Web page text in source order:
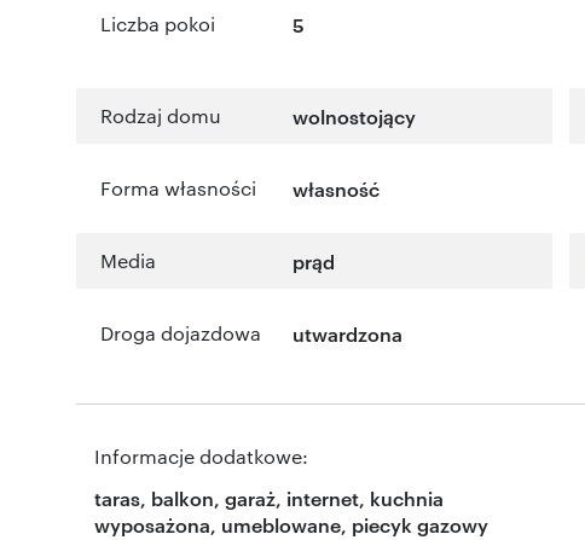
Liczba pokoi 5
Rodzaj domu wolnostojący
Forma własności własność
Media prąd
Droga dojazdowa utwardzona
Informacje dodatkowe:
taras, balkon, garaż, internet, kuchnia
wyposażona, umeblowane, piecyk gazowy